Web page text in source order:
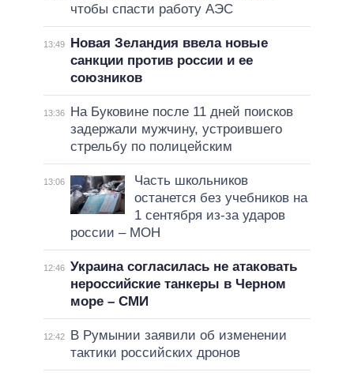
чтобы спасти работу АЭС
13:49
Новая Зеландия ввела новые
санкции против россии и ее
союзников
13:36
На Буковине после 11 дней поисков
задержали мужчину, устроившего
стрельбу по полицейским
13:06
Часть школьников
останется без учебников на
1 сентября из-за ударов
россии – МОН
12:46 Украина согласилась не атаковать
нероссийские танкеры в Черном
море – СМИ
12:42
В Румынии заявили об изменении
тактики российских дронов